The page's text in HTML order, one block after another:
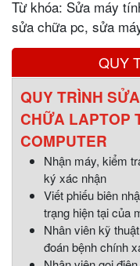
Từ khóa: Sửa máy
sửa chữa pc, sửa
QUY
QUY TRÌNH
CHỮA LAPTOP
COMPUTER
Nhận máy, kiểm
ký xác nhận
Viết phiếu biên
trạng hiện tại của
Nhân viên kỹ
đoán bệnh chính